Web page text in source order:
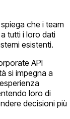
che i team
tutti i loro dati
esistenti.
API
si impegna a
loro di
decisioni più